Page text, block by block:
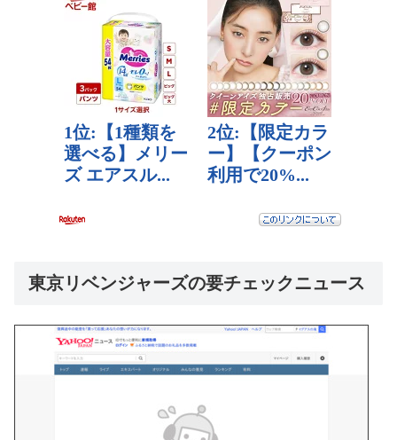
東京リベンジャーズの要チェックニュース